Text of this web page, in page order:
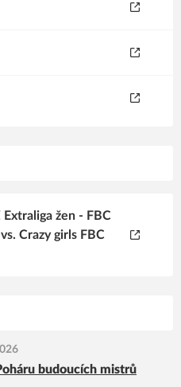
Extraliga žen - FBC
Crazy girls FBC
budoucích mistrů